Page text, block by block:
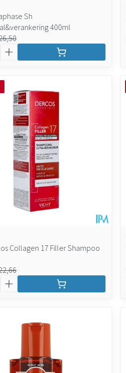
Sh
400ml
Collagen 17 Filler Shampoo